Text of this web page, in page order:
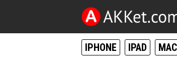
IPHONE IPAD MAC